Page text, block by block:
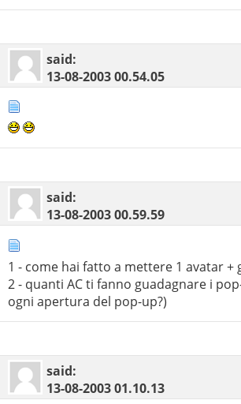
said:
13-08-200300.54.05
said:
13-08-200300.59.59
1 - come hai fatto a mettere 1 avatar +
2 - quanti AC ti fanno guadagnare i
ogni apertura del pop-up?)
said:
13-08-200301.10.13